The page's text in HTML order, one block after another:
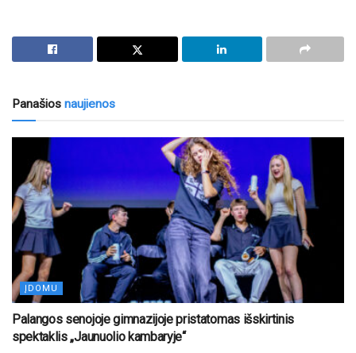
Panašios naujienos
ĮDOMU
Palangos senojoje gimnazijoje pristatomas išskirtinis
spektaklis „Jaunuolio kambaryje“